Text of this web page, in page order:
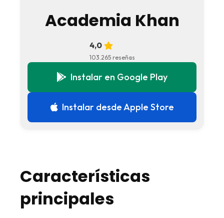
Academia Khan
4,0
103.265 reseñas
Instalar en Google Play
Instalar desde Apple Store
Características
principales